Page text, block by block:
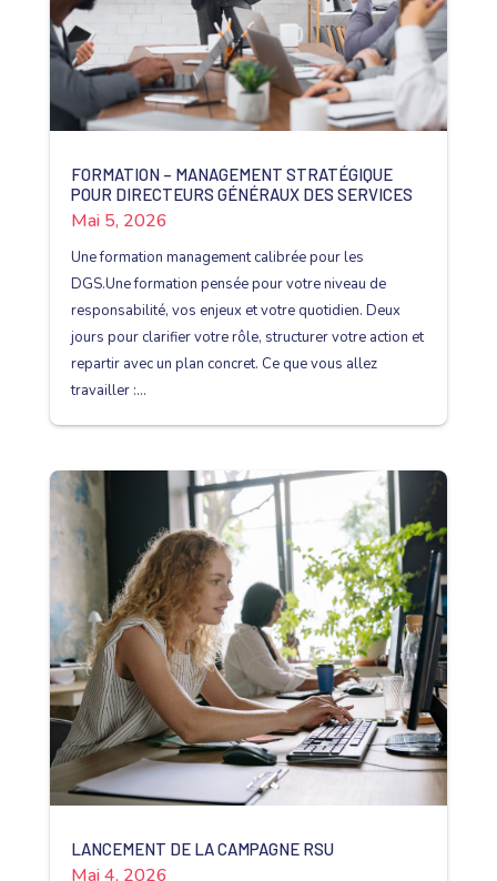
FORMATION – MANAGEMENT STRATÉGIQUE
POUR DIRECTEURS GÉNÉRAUX DES SERVICES
Mai 5, 2026
Une formation management calibrée pour les
DGS.Une formation pensée pour votre niveau de
responsabilité, vos enjeux et votre quotidien. Deux
jours pour clarifier votre rôle, structurer votre action et
repartir avec un plan concret. Ce que vous allez
travailler :...
LANCEMENT DE LA CAMPAGNE RSU
Mai 4, 2026